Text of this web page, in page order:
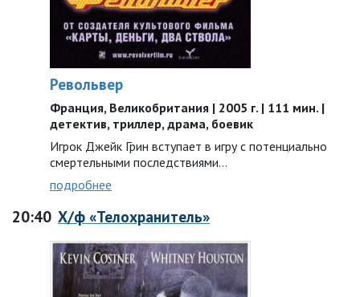
Револьвер
Франция, Великобритания | 2005 г. | 111 мин. |
детектив, триллер, драма, боевик
Игрок Джейк Грин вступает в игру с потенциально
смертельными последствиями…
подробнее
20:40 Х/ф «Телохранитель»